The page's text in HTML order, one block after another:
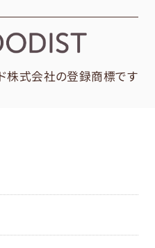
ド株式会社の登録商標です